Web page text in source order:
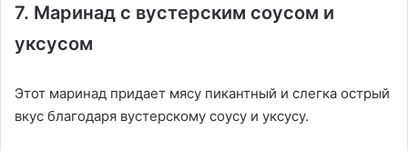
7. Маринад с вустерским соусом и
уксусом
Этот маринад придает мясу пикантный и слегка острый
вкус благодаря вустерскому соусу и уксусу.